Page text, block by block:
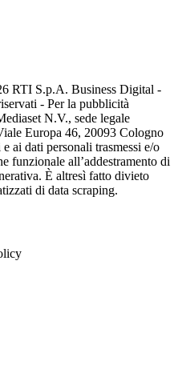
RTI S.p.A. Business Digital -
- Per la pubblicità
N.V., sede legale
Europa 46, 20093 Cologno
ai dati personali trasmessi e/o
funzionale all’addestramento di
È altresì fatto divieto
di data scraping.